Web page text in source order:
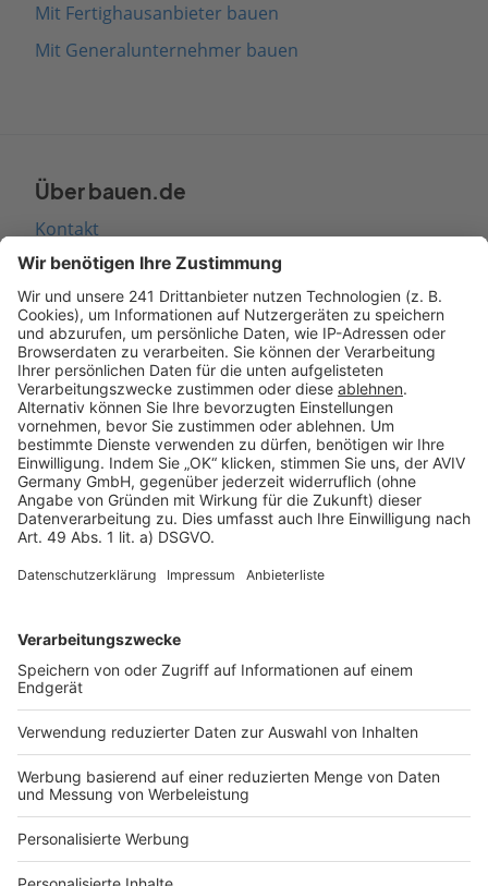
Mit Fertighausanbieter bauen
Mit Generalunternehmer bauen
Über bauen.de
Kontakt
Seitenaufbau
Barrierefreiheit
Cookie Einstellungen
Rechtliches
AGB-Übersicht
Datenschutz
Impressum
Services
Bauprojekt-Quiz
Häuser-Suche
Hausanbieter-Suche
Bauprojekt-Profil
Für Unternehmen